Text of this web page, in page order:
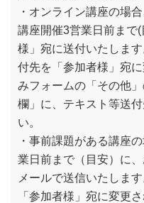
・オンライン講座の場
講座開催3営業日前まで
様」宛に送付いたしま
付先を「参加者様」宛
みフォームの「その他
欄」に、テキスト等送
い。
・事前課題がある講座
業日前まで（目安）に
メールで送信いたしま
「参加者様」宛に変更